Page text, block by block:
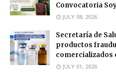
Convocatoria
JULY 08, 2026
Secretaría de
productos
comercializados
JULY 01, 2026